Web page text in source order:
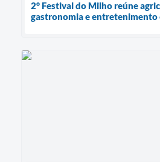
2° Festival do Milho reúne
gastronomia e entretenimento